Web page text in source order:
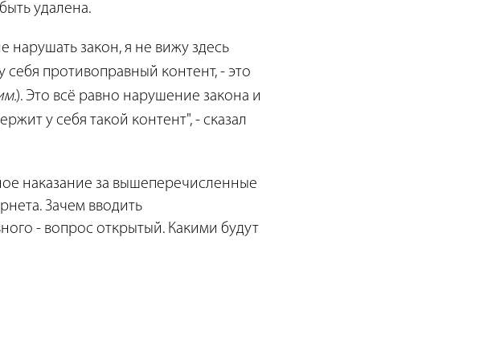
удалена.
нарушать закон, я не вижу здесь
себя противоправный контент, - это
). Это всё равно нарушение закона и
у себя такой контент", - сказал
наказание за вышеперечисленные
Зачем вводить
- вопрос открытый. Какими будут